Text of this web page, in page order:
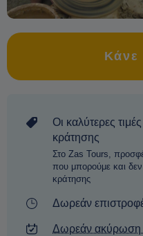
Κάνε
Οι καλύτερες
κράτησης
Στο Zas Tours,
που μπορούμε και
κράτησης
Δωρεάν
Δωρεάν ακύρωση